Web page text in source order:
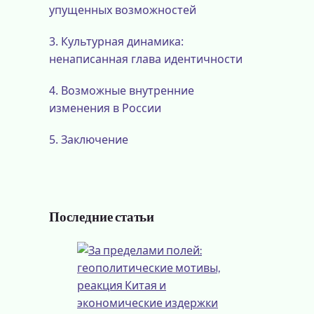
упущенных возможностей
3. Культурная динамика:
ненаписанная глава идентичности
4. Возможные внутренние
изменения в России
5. Заключение
Последние статьи